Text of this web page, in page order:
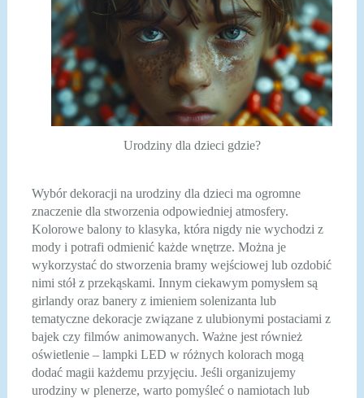
Urodziny dla dzieci gdzie?
Wybór dekoracji na urodziny dla dzieci ma ogromne
znaczenie dla stworzenia odpowiedniej atmosfery.
Kolorowe balony to klasyka, która nigdy nie wychodzi z
mody i potrafi odmienić każde wnętrze. Można je
wykorzystać do stworzenia bramy wejściowej lub ozdobić
nimi stół z przekąskami. Innym ciekawym pomysłem są
girlandy oraz banery z imieniem solenizanta lub
tematyczne dekoracje związane z ulubionymi postaciami z
bajek czy filmów animowanych. Ważne jest również
oświetlenie – lampki LED w różnych kolorach mogą
dodać magii każdemu przyjęciu. Jeśli organizujemy
urodziny w plenerze, warto pomyśleć o namiotach lub